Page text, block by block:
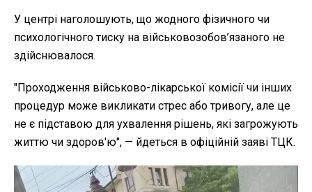
У центрі наголошують, що жодного фізичного чи
психологічного тиску на військовозобов’язаного не
здійснювалося.
"Проходження військово-лікарської комісії чи інших
процедур може викликати стрес або тривогу, але це
не є підставою для ухвалення рішень, які загрожують
життю чи здоров'ю", — йдеться в офіційній заяві ТЦК.